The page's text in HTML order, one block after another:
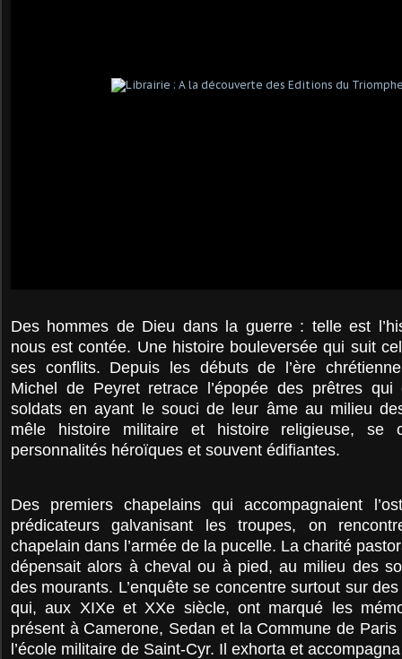
Des hommes de Dieu dans la guerre : telle est
nous est contée. Une histoire bouleversée qui suit
ses conflits. Depuis les débuts de l’ère chrétienne
Michel de Peyret retrace l’épopée des prêtres qui
soldats en ayant le souci de leur âme au milieu
mêle histoire militaire et histoire religieuse, se
personnalités héroïques et souvent édifiantes.
Des premiers chapelains qui accompagnaient
prédicateurs galvanisant les troupes, on
chapelain dans l’armée de la pucelle. La charité
dépensait alors à cheval ou à pied, au milieu des
des mourants. L’enquête se concentre surtout sur
qui, aux XIXe et XXe siècle, ont marqué les
présent à Camerone, Sedan et la Commune de
l’école militaire de Saint-Cyr. Il exhorta et